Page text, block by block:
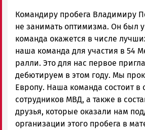
Командиру пробега Владимиру
не занимать оптимизма. Он был
команда окажется в числе
наша команда для участия в 54
ралли. Это для нас первое
дебютируем в этом году. Мы
Европу. Наша команда состоит в
сотрудников МВД, а также в
друзья, которые оказали нам
организации этого пробега в